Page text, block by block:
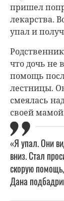
пришел
лекарства.
упал и
что дочь не
помощь
лестницы.
смеялась
своей
«Я упал. Они
вниз. Стал
скорую
Дана